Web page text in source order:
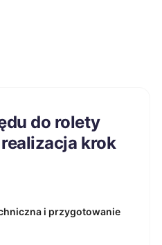
do rolety
krok
i przygotowanie